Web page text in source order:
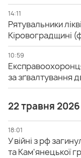
14:11
Рятувальники
Кіровоградщині
10:59
за зґвалтування
22 травня 2026
18:01
У війні з рф
та Кам'янецької